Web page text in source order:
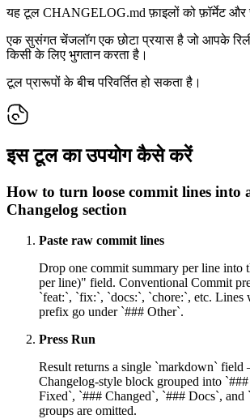
यह टूल CHANGELOG.md फ़ाइलों को फ़ॉर्मेट और
एक सुसंगत चेंजलॉग एक छोटा प्रयास है जो आपके
किसी के लिए भुगतान करता है।
टूल प्रारूपों के बीच परिवर्तित हो सकता है।
इस टूल का उपयोग कैसे करें
How to turn loose commit lines into
Changelog section
Paste raw commit lines
Drop one commit summary per line into
per line)" field. Conventional Commit
`feat:`, `fix:`, `docs:`, `chore:`, etc.
prefix go under `### Other`.
Press Run
Result returns a single `markdown`
Changelog-style block grouped into
Fixed`, `### Changed`, `### Docs`, and
groups are omitted.